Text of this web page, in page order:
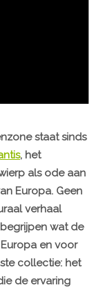
staat sinds
, het
als ode aan
Europa. Geen
verhaal
wat de
en voor
collectie: het
de ervaring